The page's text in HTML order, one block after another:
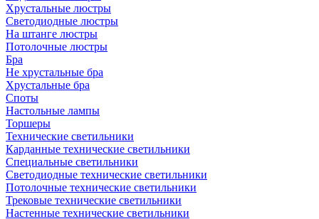
Хрустальные люстры
Светодиодные люстры
На штанге люстры
Потолочные люстры
Бра
Не хрустальные бра
Хрустальные бра
Споты
Настольные лампы
Торшеры
Технические светильники
Карданные технические светильники
Специальные светильники
Светодиодные технические светильники
Потолочные технические светильники
Трековые технические светильники
Настенные технические светильники